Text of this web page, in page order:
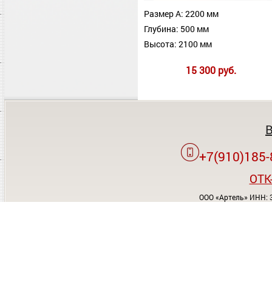
Размер А: 2200 мм
Глубина: 500 мм
Высота: 2100 мм
15 300 руб.
ООО «Артель» ИНН: